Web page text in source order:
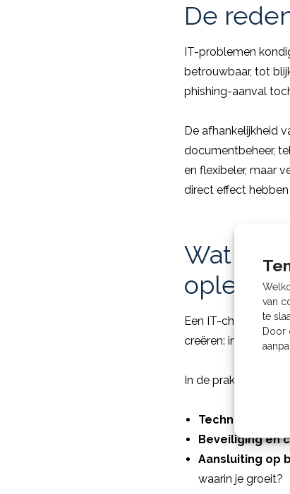
van
te
Door
De
IT-problemen
betrouwbaar, tot
phishing-aanval
De afhankelijkheid
documentbeheer,
en flexibeler, maar
direct effect
Wat
oplevert
Een IT-check moet
creëren: inzicht in
In de praktijk kijken
Technische
Beveiliging en
Aansluiting op
waarin je groeit?